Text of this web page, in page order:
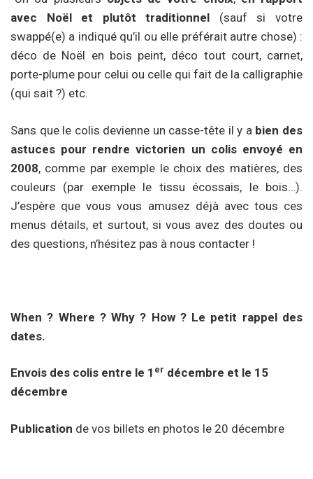
avec Noël et plutôt traditionnel (sauf si votre
swappé(e) a indiqué qu’il ou elle préférait autre chose) :
déco de Noël en bois peint, déco tout court, carnet,
porte-plume pour celui ou celle qui fait de la calligraphie
(qui sait ?) etc.
Sans que le colis devienne un casse-tête il y a bien des
astuces pour rendre victorien un colis envoyé en
2008, comme par exemple le choix des matières, des
couleurs (par exemple le tissu écossais, le bois…).
J’espère que vous vous amusez déjà avec tous ces
menus détails, et surtout, si vous avez des doutes ou
des questions, n’hésitez pas à nous contacter !
When ? Where ? Why ? How ? Le petit rappel des
dates.
Envois des colis entre le 1 er décembre et le 15
décembre
Publication de vos billets en photos le 20 décembre